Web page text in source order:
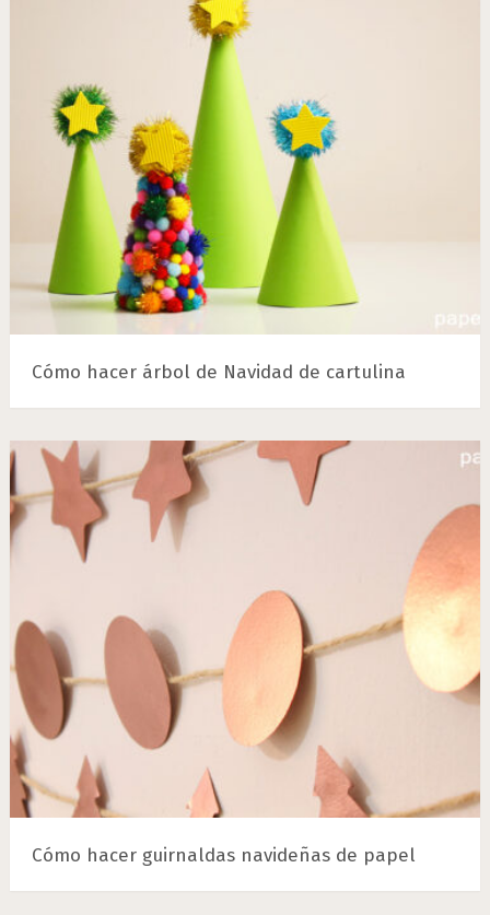
Cómo hacer árbol de Navidad de cartulina
Cómo hacer guirnaldas navideñas de papel